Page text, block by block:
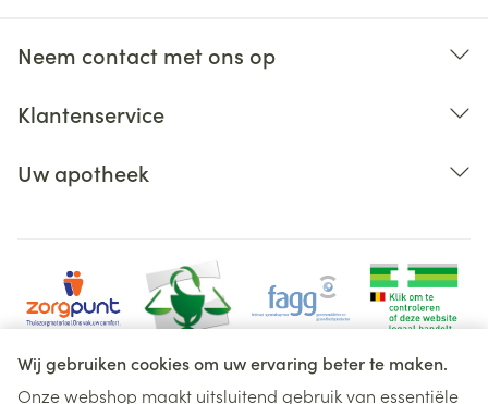
Wij gebruiken cookies om uw ervaring beter te maken.
Onze webshop maakt uitsluitend gebruik van essentiële
Neem contact met ons op
Klantenservice
Uw apotheek